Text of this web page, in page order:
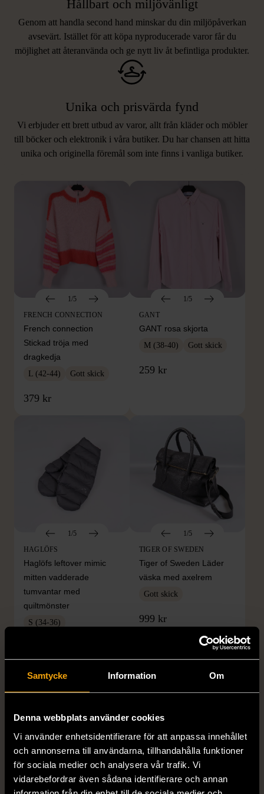
Samtycke Information Om
Denna webbplats använder cookies
Vi använder enhetsidentifierare för att anpassa innehållet
och annonserna till användarna, tillhandahålla funktioner
för sociala medier och analysera vår trafik. Vi
vidarebefordrar även sådana identifierare och annan
Hållbart och miljövänligt
Genom att handla second hand minskar du din miljöpåverkan
avsevärt. Istället för att köpa nyproducerade varor får du
möjlighet att återanvända och ge nytt liv åt befintliga produkter.
Unika och prisvärda fynd
Vi erbjuder ett brett utbud av varor, allt från kläder och möbler
till böcker och elektronik i våra butiker. Du har chansen att hitta
unika och originella föremål som inte finns i vanliga butiker.
LIKNANDE PRODUKTER
Hitta produkter som påminner om denna
1/5
FRENCH CONNECTION
French connection
Stickad tröja med
dragkedja
L (42-44) Gott skick
379 kr
1/5
GANT
GANT rosa skjorta
M (38-40) Gott skick
259 kr
1/5
HAGLÖFS
Haglöfs leftover mimic
mitten vadderade
tumvantar med
quiltmönster
S (34-36)
199 kr
1/5
TIGER OF SWEDEN
Tiger of Sweden Läder
väska med axelrem
Gott skick
999 kr